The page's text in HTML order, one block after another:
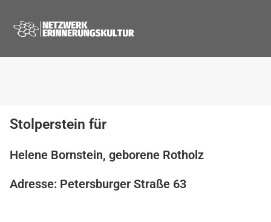
Stolperstein für
Helene Bornstein, geborene Rotholz
Adresse: Petersburger Straße 63